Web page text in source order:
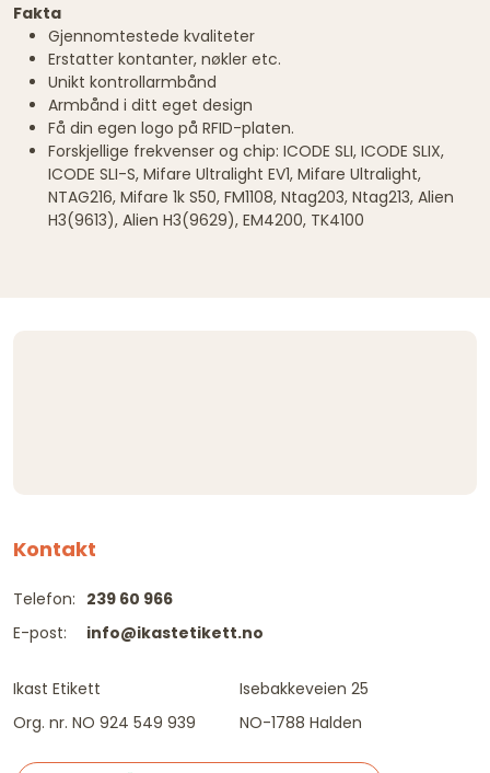
Fakta
Gjennomtestede kvaliteter
Erstatter kontanter, nøkler etc.
Unikt kontrollarmbånd
Armbånd i ditt eget design
Få din egen logo på RFID-platen.
Forskjellige frekvenser og chip: ICODE SLI, ICODE SLIX,
ICODE SLI-S, Mifare Ultralight EV1, Mifare Ultralight,
NTAG216, Mifare 1k S50, FM1108, Ntag203, Ntag213, Alien
H3(9613), Alien H3(9629), EM4200, TK4100
Kontakt
Telefon:
E-post:
239 60 966
info@ikastetikett.no
Ikast Etikett
Org. nr. NO 924 549 939
Isebakkeveien 25
NO-1788 Halden